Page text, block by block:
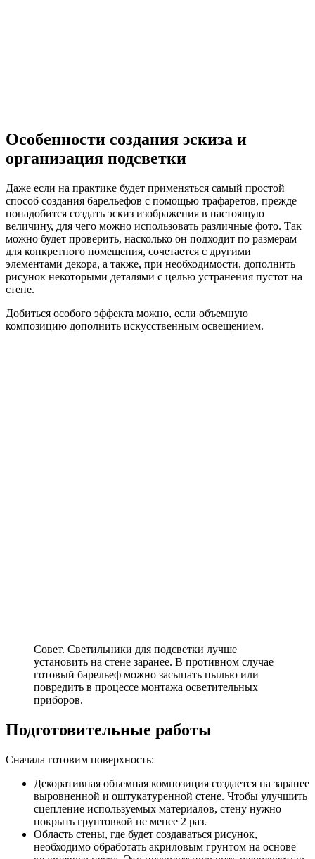
Особенности создания эскиза и
организация подсветки
Даже если на практике будет применяться самый простой
способ создания барельефов с помощью трафаретов, прежде
понадобится создать эскиз изображения в настоящую
величину, для чего можно использовать различные фото. Так
можно будет проверить, насколько он подходит по размерам
для конкретного помещения, сочетается с другими
элементами декора, а также, при необходимости, дополнить
рисунок некоторыми деталями с целью устранения пустот на
стене.
Добиться особого эффекта можно, если объемную
композицию дополнить искусственным освещением.
Совет. Светильники для подсветки лучше
установить на стене заранее. В противном случае
готовый барельеф можно засыпать пылью или
повредить в процессе монтажа осветительных
приборов.
Подготовительные работы
Сначала готовим поверхность:
Декоративная объемная композиция создается на заранее
выровненной и оштукатуренной стене. Чтобы улучшить
сцепление используемых материалов, стену нужно
покрыть грунтовкой не менее 2 раз.
Область стены, где будет создаваться рисунок,
необходимо обработать акриловым грунтом на основе